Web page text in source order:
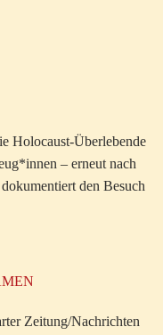
Holocaust-Überlebende
– erneut nach
den Besuch
Zeitung/Nachrichten